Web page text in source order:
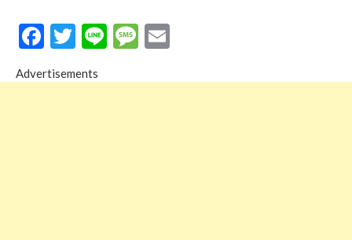
Facebook
Twitter
LineMessage
Advertisements